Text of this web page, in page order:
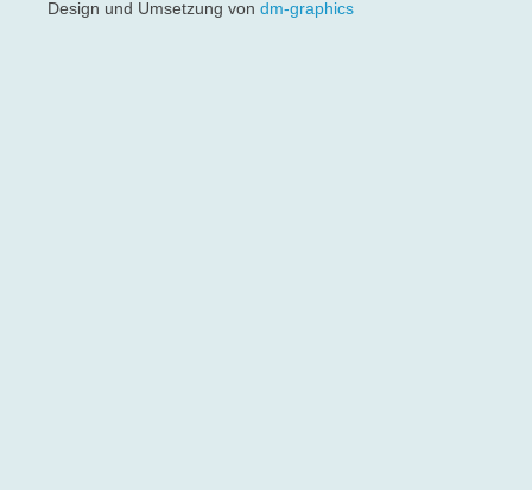
Design und Umsetzung von dm-graphics